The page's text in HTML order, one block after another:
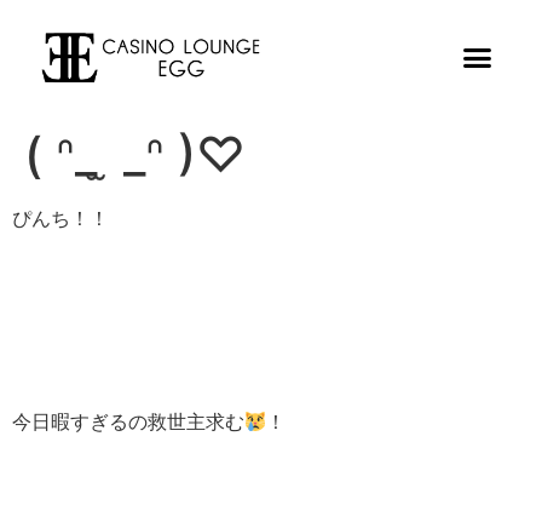
( ᐢ_ ̫ _ᐢ )♡
ぴんち！！
今日暇すぎるの救世主求む ！